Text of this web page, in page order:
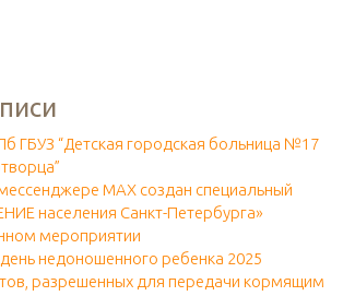
ГБУЗ “Детская городская больница №17
МАХ создан специальный
населения Санкт-Петербурга»
мероприятии
недоношенного ребенка 2025
разрешенных для передачи кормящим